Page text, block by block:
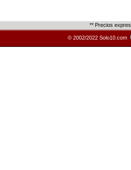
** Precios
© 2002/2022 Solo10.com